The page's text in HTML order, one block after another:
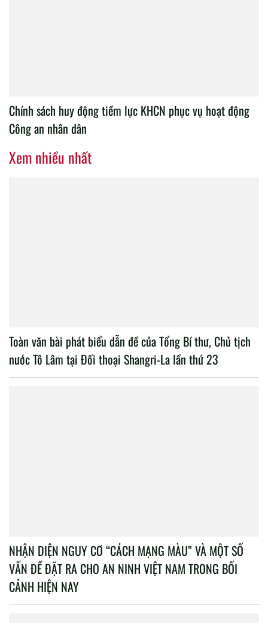
Chính sách huy động tiềm lực KHCN phục vụ hoạt động
Công an nhân dân
Xem nhiều nhất
Toàn văn bài phát biểu dẫn đề của Tổng Bí thư, Chủ tịch
nước Tô Lâm tại Đối thoại Shangri-La lần thứ 23
NHẬN DIỆN NGUY CƠ “CÁCH MẠNG MÀU” VÀ MỘT SỐ
VẤN ĐỀ ĐẶT RA CHO AN NINH VIỆT NAM TRONG BỐI
CẢNH HIỆN NAY